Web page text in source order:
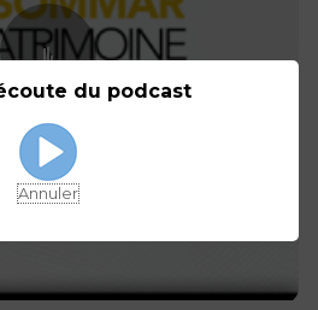
du podcast
Annuler